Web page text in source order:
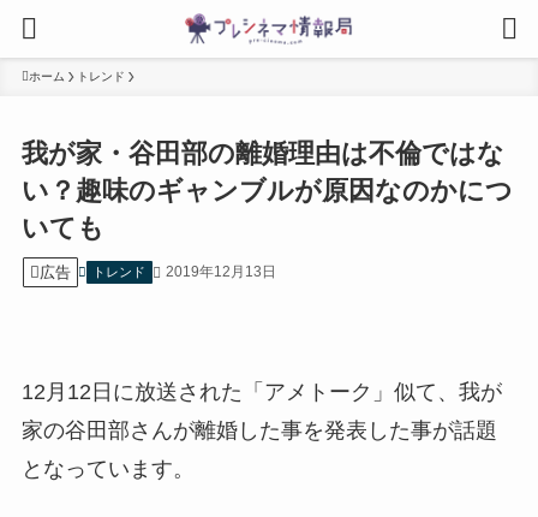
ホーム トレンド
我が家・谷田部の離婚理由は不倫ではな
い？趣味のギャンブルが原因なのかにつ
いても
広告 トレンド 2019年12月13日
12月12日に放送された「アメトーク」似て、我が
家の谷田部さんが離婚した事を発表した事が話題
となっています。